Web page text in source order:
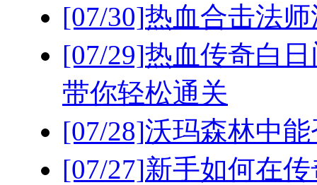
[07/30]热血合击法
[07/29]热血传奇白
带你轻松通关
[07/28]沃玛森林中
[07/27]新手如何在